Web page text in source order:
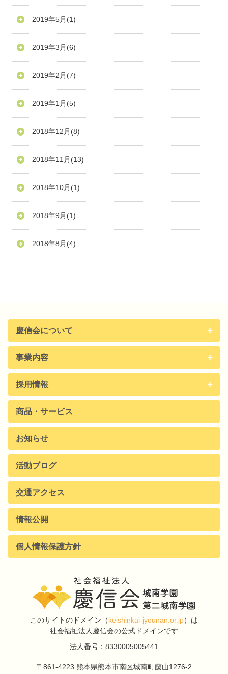
2019年5月 (1)
2019年3月 (6)
2019年2月 (7)
2019年1月 (5)
2018年12月 (8)
2018年11月 (13)
2018年10月 (1)
2018年9月 (1)
2018年8月 (4)
慶信会について
事業内容
採用情報
商品・サービス
お知らせ
活動ブログ
交通アクセス
情報公開
個人情報保護方針
このサイトのドメイン （keishinkai-jyounan.or.jp）は
社会福祉法人慶信会の公式ドメインです
法人番号：8330005005441
〒861-4223 熊本県熊本市南区城南町藤山1276-2